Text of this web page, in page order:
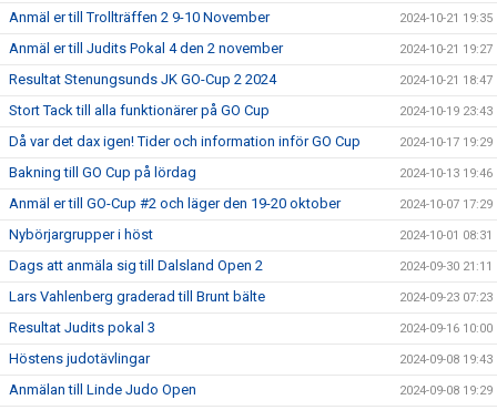
Anmäl er till Trollträffen 2 9-10 November 2024-10-21 19:35
Anmäl er till Judits Pokal 4 den 2 november 2024-10-21 19:27
Resultat Stenungsunds JK GO-Cup 2 2024 2024-10-21 18:47
Stort Tack till alla funktionärer på GO Cup 2024-10-19 23:43
Då var det dax igen! Tider och information inför GO Cup 2024-10-17 19:29
Bakning till GO Cup på lördag 2024-10-13 19:46
Anmäl er till GO-Cup #2 och läger den 19-20 oktober 2024-10-07 17:29
Nybörjargrupper i höst 2024-10-01 08:31
Dags att anmäla sig till Dalsland Open 2 2024-09-30 21:11
Lars Vahlenberg graderad till Brunt bälte 2024-09-23 07:23
Resultat Judits pokal 3 2024-09-16 10:00
Höstens judotävlingar 2024-09-08 19:43
Anmälan till Linde Judo Open 2024-09-08 19:29